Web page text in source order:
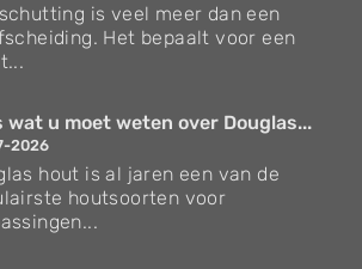
is veel meer dan een
Het bepaalt voor een
wat u moet weten over Douglas...
2026
hout is al jaren een van de
houtsoorten voor